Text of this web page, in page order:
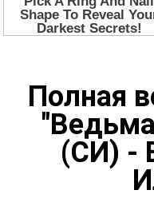
Полная
(СИ) -